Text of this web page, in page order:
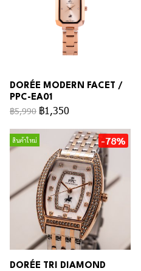
DORÉE MODERN FACET /
PPC-EA01
฿5,990 ฿1,350
สินค้าใหม่ -78%
DORÉE TRI DIAMOND